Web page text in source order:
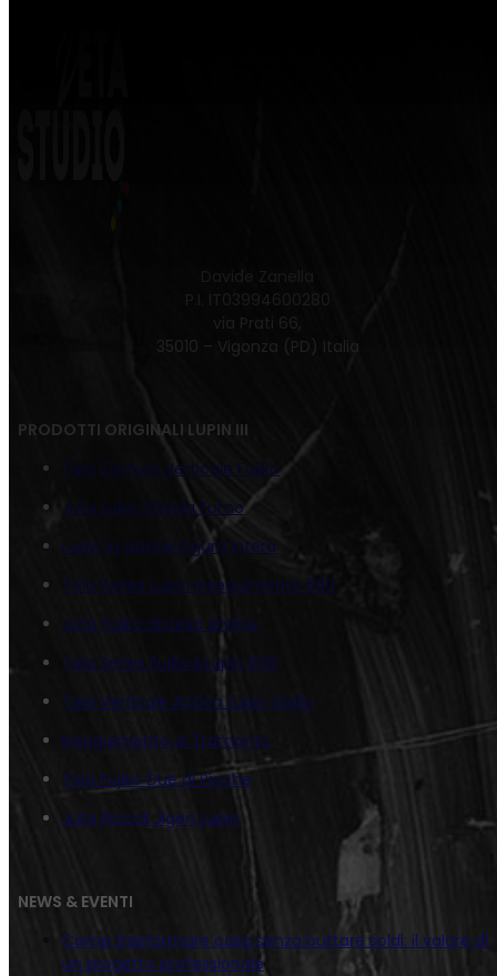
P.I. IT03994600280
via Prati 66,
35010 – Vigonza (PD) Italia
PRODOTTI ORIGINALI LUPIN III
Tela Texture Verticale Fujiko
Juta Lupin Pistola Fumo
Lupin in azione Figura Intera
Tela Series Lupin Inseguimento 500
Juta Fujiko distesa skyline
Tela Series Fujiko&Lupin 500
Tela Verticale Action Lupin Giallo
Inseguimento al Tramonto
Tela Fujiko Due di Picche
Juta Piccoli Jigen Lupin
NEWS & EVENTI
Come trasformare casa senza buttare soldi: il valore di
un progetto professionale